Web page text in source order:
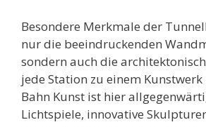
Besondere Merkmale der
nur die beeindruckenden
sondern auch die
jede Station zu einem Kunstwerk
Bahn Kunst ist hier
Lichtspiele, innovative